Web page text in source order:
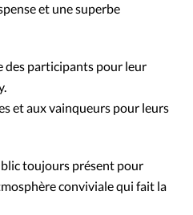
et une superbe
des participants pour leur
et aux vainqueurs pour leurs
toujours présent pour
conviviale qui fait la